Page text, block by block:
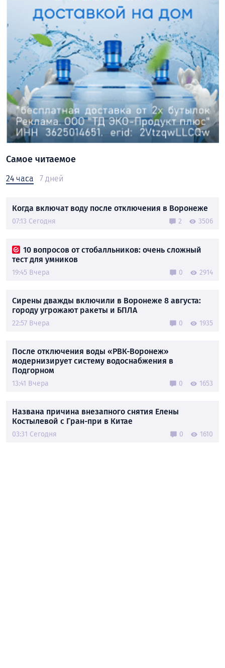
Самое читаемое
24 часа 7 дней
Когда включат воду после отключения в Воронеже
07:13 Сегодня 2 3506
10 вопросов от стобалльников: очень сложный
тест для умников
19:45 Вчера 0 2914
Сирены дважды включили в Воронеже 8 августа:
городу угрожают ракеты и БПЛА
22:57 Вчера 0 1935
После отключения воды «РВК-Воронеж»
модернизирует систему водоснабжения в
Подгорном
13:41 Вчера 0 1653
Названа причина внезапного снятия Елены
Костылевой с Гран-при в Китае
03:31 Сегодня 0 1610